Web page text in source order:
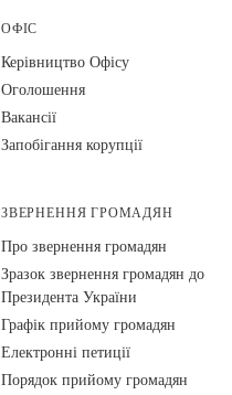
ОФІС
Керівництво Офісу
Оголошення
Вакансії
Запобігання корупції
ЗВЕРНЕННЯ ГРОМАДЯН
Про звернення громадян
Зразок звернення громадян до
Президента України
Графік прийому громадян
Електронні петиції
Порядок прийому громадян